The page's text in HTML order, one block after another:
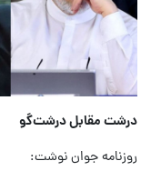
درشت مقابل درشت‌گو
روزنامه جوان نوشت: